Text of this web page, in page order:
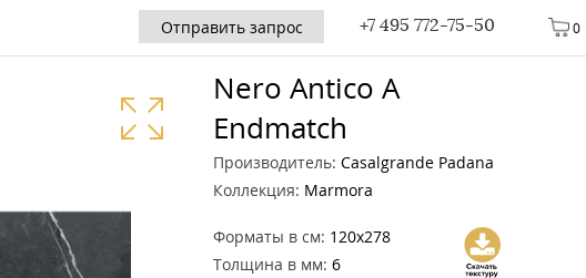
0
+7 495 772-75-50
Отправить запрос
Nero Antico A
Endmatch
Производитель: Casalgrande Padana
Коллекция: Marmora
Форматы в см: 120x278
Толщина в мм: 6